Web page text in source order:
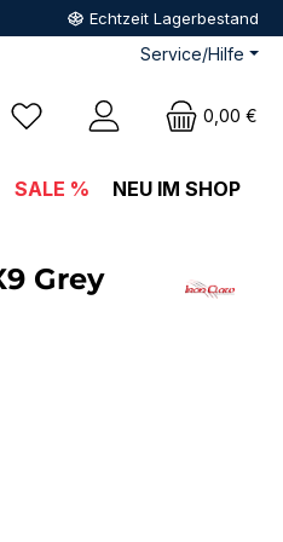
Echtzeit Lagerbestand
Service/Hilfe
Du hast 0 Produkte auf dem
0,00 €
SALE % NEU IM SHOP
Grey